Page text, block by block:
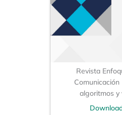
Revista
Comunicación
algoritmos y